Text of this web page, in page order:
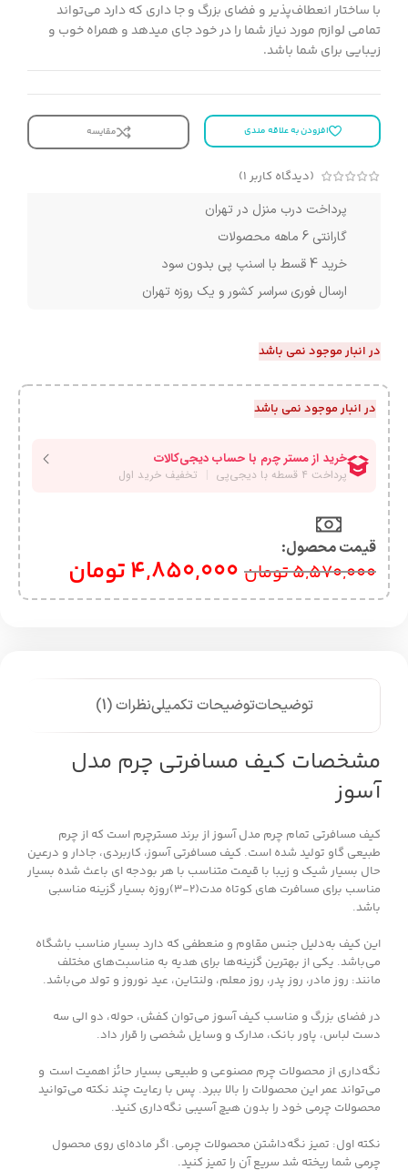
با ساختار انعطاف‌پذیر و فضای بزرگ و جا داری که دارد می‌تواند
تمامی لوازم مورد نیاز شما را در خود جای میدهد و همراه خوب و
زیبایی برای شما باشد.
افزودن به علاقه مندی مقایسه
(دیدگاه کاربر 1
)
پرداخت درب منزل در تهران
گارانتی 6 ماهه محصولات
خرید 4 قسط با اسنپ پی بدون سود
ارسال فوری سراسر کشور و یک روزه تهران
در انبار موجود نمی باشد
در انبار موجود نمی باشد
قیمت محصول:​
5,570,000تومان 4,850,000تومان
توضیحاتتوضیحات تکمیلینظرات (1)
مشخصات کیف مسافرتی چرم مدل
آسوز
کیف مسافرتی تمام چرم مدل آسوز از برند مسترچرم است که از چرم
طبیعی گاو تولید شده است. کیف مسافرتی آسوز، کاربردی، جادار و درعین
حال بسیار شیک و زیبا با قیمت متناسب با هر بودجه ای باعث شده بسیار
مناسب برای مسافرت های کوتاه مدت(2-3)روزه بسیار گزینه مناسبی
باشد.
این کیف به‌دلیل جنس مقاوم و منعطفی که دارد بسیار مناسب باشگاه
می‌باشد. یکی از بهترین گزینه‌ها برای هدیه به مناسبت‌های مختلف
مانند: روز مادر، روز پدر، روز معلم، ولنتاین، عید نوروز و تولد می‌باشد.
در فضای بزرگ و مناسب کیف آسوز می‌توان کفش، حوله، دو الی سه
دست لباس، پاور بانک، مدارک و وسایل شخصی را قرار داد.
نگه‌داری از محصولات چرم مصنوعی و طبیعی بسیار حائز اهمیت است و
می‌تواند عمر این محصولات را بالا ببرد. پس با رعایت چند نکته می‌توانید
محصولات چرمی خود را بدون هیچ آسیبی نگه‌داری کنید.
نکته اول: تمیز نگه‌داشتن محصولات چرمی. اگر ماده‌ای روی محصول
چرمی شما ریخته شد سریع آن را تمیز کنید.